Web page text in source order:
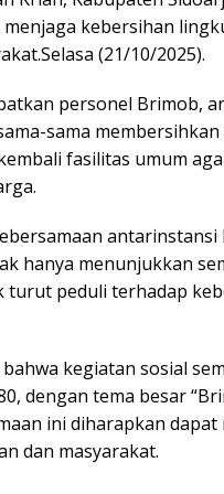
kebersihan
(21/10/2025).
personel Brimob,
sama
fasilitas umum
antarinstansi
hanya menunjukkan
peduli terhadap
kegiatan sosial
dengan tema besar
ini diharapkan
dan masyarakat.